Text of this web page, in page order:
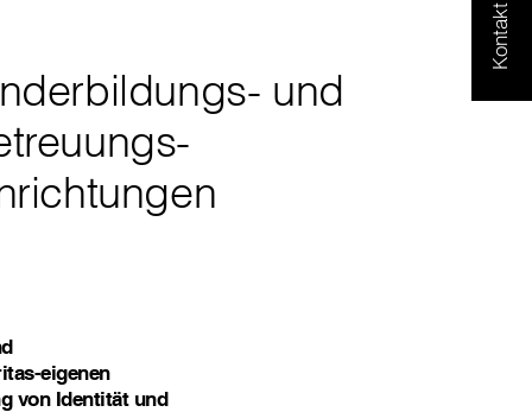
Kontakt
und
eigenen
von Identität und